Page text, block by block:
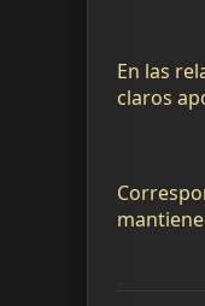
En las
claros